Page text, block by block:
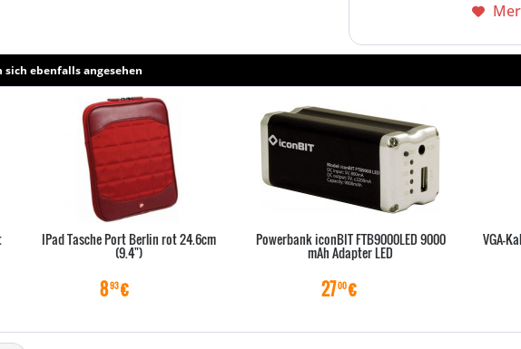
sich ebenfalls angesehen
IPad Tasche Port Berlin rot 24.6cm
(9.4")
893€
Powerbank iconBIT FTB9000LED 9000
mAh Adapter LED
2700€
VGA-